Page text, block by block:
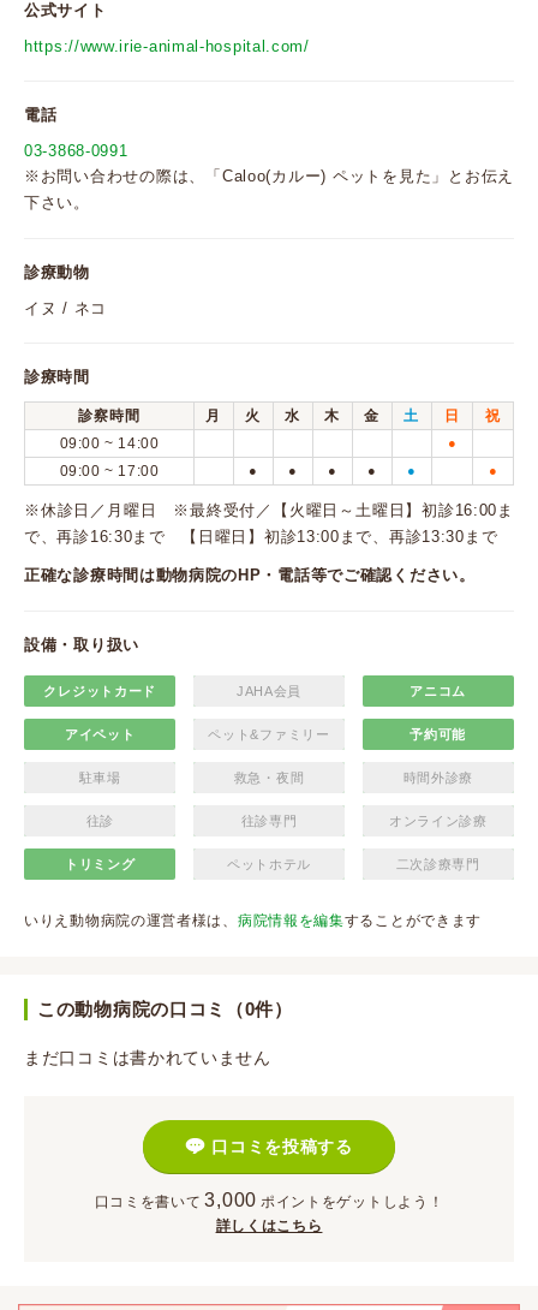
公式サイト
https://www.irie-animal-hospital.com/
電話
03-3868-0991
※お問い合わせの際は、「Caloo(カルー) ペットを見た」とお伝え
下さい。
診療動物
イヌ / ネコ
診療時間
診察時間 月 火 水 木 金 土 日
祝
09:00 ~ 14:00
●
09:00 ~ 17:00 ● ● ● ● ● ●
※休診日／月曜日 ※最終受付／【火曜日～土曜日】初診16:00ま
で、再診16:30まで 【日曜日】初診13:00まで、再診13:30まで
正確な診療時間は動物病院のHP・電話等でご確認ください。
設備・取り扱い
クレジットカード JAHA会員 アニコム
アイペット ペット&ファミリー 予約可能
駐車場 救急・夜間 時間外診療
往診 往診専門 オンライン診療
トリミング ペットホテル 二次診療専門
いりえ動物病院の運営者様は、 病院情報を編集することができます
この動物病院の口コミ（0件）
まだ口コミは書かれていません
口コミを投稿する
口コミを書いて 3,000 ポイント をゲットしよう！
詳しくはこちら